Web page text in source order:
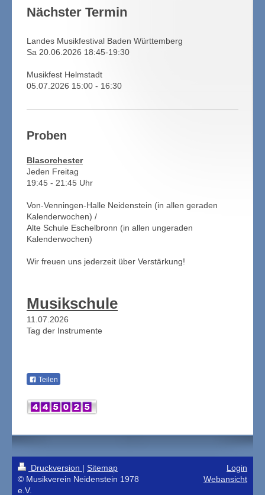
Nächster Termin
Landes Musikfestival Baden Württemberg
Sa 20.06.2026 18:45-19:30
Musikfest Helmstadt
05.07.2026 15:00 - 16:30
Proben
Blasorchester
Jeden Freitag
19:45 - 21:45 Uhr
Von-Venningen-Halle Neidenstein (in allen geraden
Kalenderwochen) /
Alte Schule Eschelbronn (in allen ungeraden
Kalenderwochen)
Wir freuen uns jederzeit über Verstärkung!
Musikschule
11.07.2026
Tag der Instrumente
Teilen
Druckversion | Sitemap
© Musikverein Neidenstein 1978
e.V.
Login
Webansicht